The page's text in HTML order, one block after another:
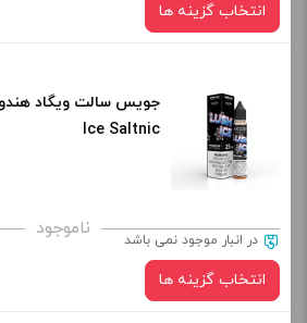
+
انتخاب گزینه ها
نیکوتین:
برای فعال شدن سبد خرید و نمایش قیمت
از کادر بالا انتخاب کنید.
+
Ice Saltnic
ناموجود در انبار موجود نمی باشد
انتخاب گزینه ها